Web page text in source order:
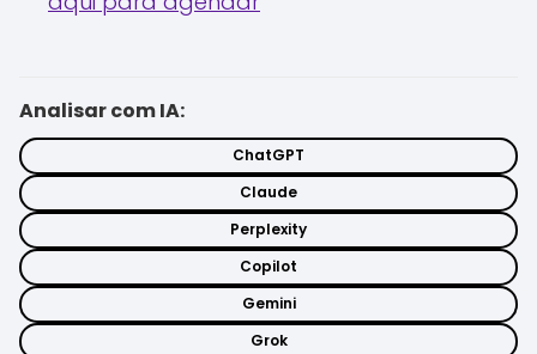
Analisar com IA:
ChatGPT
Claude
Perplexity
Copilot
Gemini
Grok